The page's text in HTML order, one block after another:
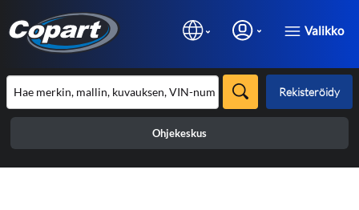
Valikko
Rekisteröidy
Ohjekeskus